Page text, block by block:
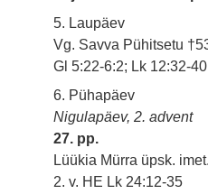
5. Laupäev
Vg. Savva Pühitsetu
Gl 5:22-6:2; Lk 12:32-40
6. Pühapäev
Nigulapäev, 2. advent
27. pp.
Lüükia Mürra üpsk.
2. v. HE Lk 24:12-35